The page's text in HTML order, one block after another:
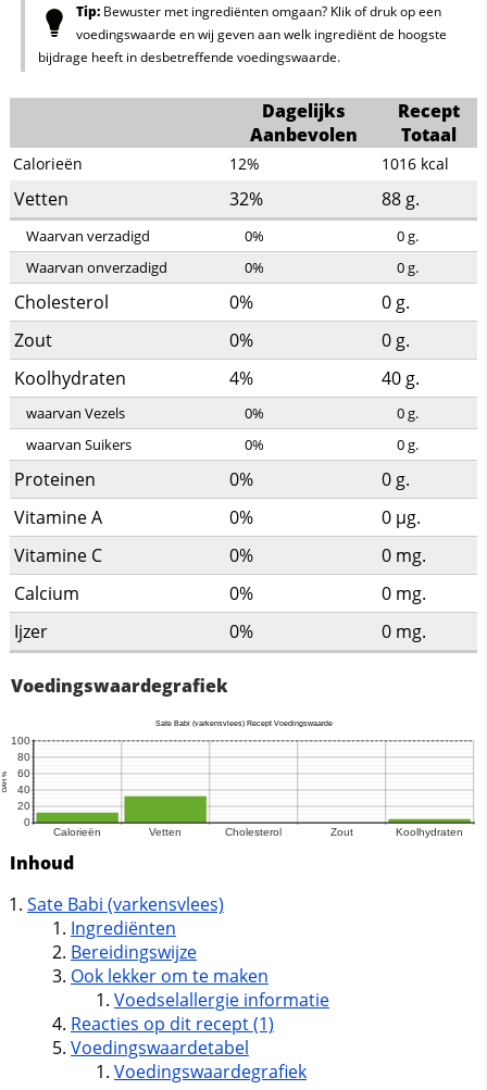
Tip:Bewuster met ingrediënten omgaan? Klik of druk op een
voedingswaarde en wij geven aan welk ingrediënt de hoogste
bijdrage heeft in desbetreffende voedingswaarde.
Dagelijks
Aanbevolen
Recept
Totaal
Calorieën 12% 1016 kcal
Vetten 32% 88 g.
Waarvan verzadigd 0% 0g.
Waarvan onverzadigd
0% 0g.
Cholesterol 0% 0 g.
Zout
0% 0 g.
Koolhydraten
4% 40 g.
waarvan Vezels 0% 0g.
waarvan Suikers
0% 0g.
Proteinen 0% 0 g.
Vitamine A
0% 0 µg.
Vitamine C
0% 0 mg.
Calcium
0% 0 mg.
Ijzer
0% 0 mg.
Voedingswaardegrafiek
Inhoud
Sate Babi (varkensvlees)
Ingrediënten
Bereidingswijze
Ook lekker om te maken
Voedselallergie informatie
Reacties op dit recept (1)
Voedingswaardetabel
Voedingswaardegrafiek